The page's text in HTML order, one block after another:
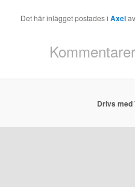
Det här inlägget postades iAxel
Drivs med